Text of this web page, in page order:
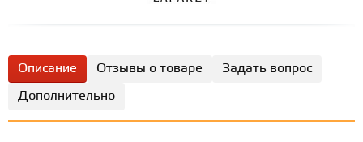
Описание Отзывы о товаре
Задать вопрос
Дополнительно